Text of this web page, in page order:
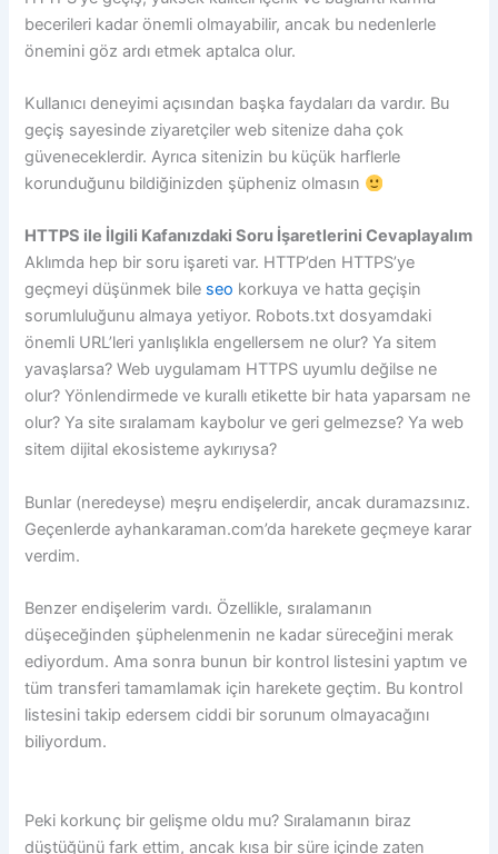
becerileri kadar önemli olmayabilir, ancak bu nedenlerle
önemini göz ardı etmek aptalca olur.
Kullanıcı deneyimi açısından başka faydaları da vardır. Bu
geçiş sayesinde ziyaretçiler web sitenize daha çok
güveneceklerdir. Ayrıca sitenizin bu küçük harflerle
korunduğunu bildiğinizden şüpheniz olmasın
HTTPS ile İlgili Kafanızdaki Soru İşaretlerini Cevaplayalım
Aklımda hep bir soru işareti var. HTTP’den HTTPS’ye
geçmeyi düşünmek bile seo korkuya ve hatta geçişin
sorumluluğunu almaya yetiyor. Robots.txt dosyamdaki
önemli URL’leri yanlışlıkla engellersem ne olur? Ya sitem
yavaşlarsa? Web uygulamam HTTPS uyumlu değilse ne
olur? Yönlendirmede ve kurallı etikette bir hata yaparsam ne
olur? Ya site sıralamam kaybolur ve geri gelmezse? Ya web
sitem dijital ekosisteme aykırıysa?
Bunlar (neredeyse) meşru endişelerdir, ancak duramazsınız.
Geçenlerde ayhankaraman.com’da harekete geçmeye karar
verdim.
Benzer endişelerim vardı. Özellikle, sıralamanın
düşeceğinden şüphelenmenin ne kadar süreceğini merak
ediyordum. Ama sonra bunun bir kontrol listesini yaptım ve
tüm transferi tamamlamak için harekete geçtim. Bu kontrol
listesini takip edersem ciddi bir sorunum olmayacağını
biliyordum.
Peki korkunç bir gelişme oldu mu? Sıralamanın biraz
düştüğünü fark ettim, ancak kısa bir süre içinde zaten